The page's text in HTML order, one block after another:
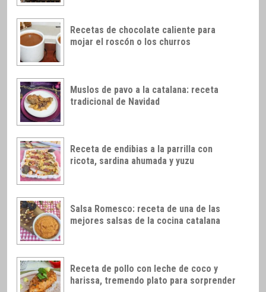
Recetas de chocolate caliente para
mojar el roscón o los churros
Muslos de pavo a la catalana: receta
tradicional de Navidad
Receta de endibias a la parrilla con
ricota, sardina ahumada y yuzu
Salsa Romesco: receta de una de las
mejores salsas de la cocina catalana
Receta de pollo con leche de coco y
harissa, tremendo plato para sorprender